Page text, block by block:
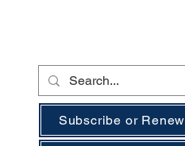
Subscribe or Renew